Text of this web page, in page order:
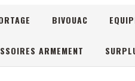
BIVOUAC
ARMEMENT